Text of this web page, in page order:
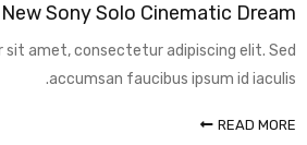
Sony Solo Cinematic Dream
sit amet, consectetur adipiscing elit. Sed
accumsan faucibus ipsum id iaculis.
READ MORE